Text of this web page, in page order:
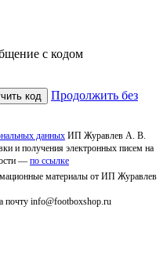
с кодом
Продолжить без
данных ИП Журавлев А. В.
и получения электронных писем на
— по ссылке
материалы от ИП Журавлев
почту info@footboxshop.ru